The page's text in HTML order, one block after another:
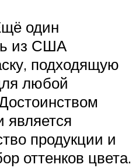
один
из США
подходящую
любой
является
продукции и
оттенков цвета.